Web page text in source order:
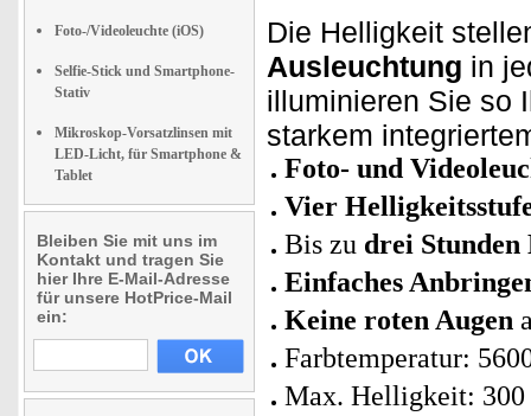
Foto-/Videoleuchte (iOS)
Selfie-Stick und Smartphone-
Stativ
Mikroskop-Vorsatzlinsen mit
LED-Licht, für Smartphone &
Tablet
Bleiben Sie mit uns im
Kontakt und tragen Sie
hier Ihre E-Mail-Adresse
für unsere HotPrice-Mail
ein:
Die Helligkeit
Ausleuchtung in
illuminieren Sie so
starkem
Foto- und
Vier
Bis zu drei Stunden
Einfaches
Keine roten Augen
Farbtemperatur:
Max. Helligkeit: 300